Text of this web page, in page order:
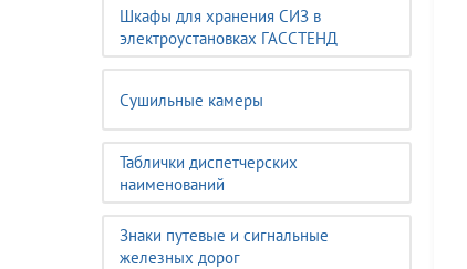
Шкафы для хранения СИЗ в
электроустановках ГАССТЕНД
Сушильные камеры
Таблички диспетчерских
наименований
Знаки путевые и сигнальные
железных дорог